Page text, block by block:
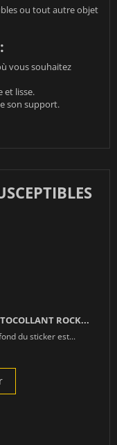
ou tout autre objet
vous souhaitez
et lisse.
son support.
ROCK...
du sticker est...